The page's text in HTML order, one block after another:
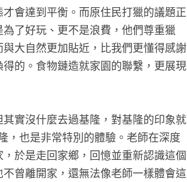
會達到平衡。而原住民打獵的議題正
了好玩、更不是浪費，他們尊重獵
大自然更加貼近，比我們更懂得感謝
的。食物鏈造就家園的聯繫，更展現
實沒什麼去過基隆，對基隆的印象就
，也是非常特別的體驗。老師在深度
於是走回家鄉，回憶並重新認識這個
曾離開家，還無法像老師一樣體會這